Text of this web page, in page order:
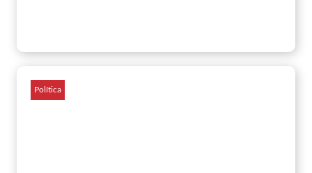
Política